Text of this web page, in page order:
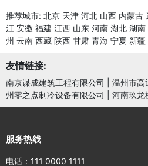
推荐城市: 北京 天津 河北 山西 内蒙古
江 安徽 福建 江西 山东 河南 湖北 湖南
州 云南 西藏 陕西 甘肃 青海 宁夏 新疆
友情链接:
南京谋成建筑工程有限公司 温州市高
州零之点制冷设备有限公司
河南玖龙
服务热线
电话：111 0000 1111